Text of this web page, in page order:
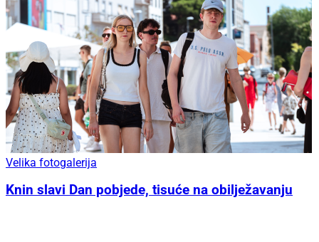
Velika fotogalerija
Knin slavi Dan pobjede, tisuće na obilježavanju